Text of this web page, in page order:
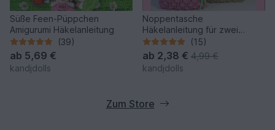
Süße Feen-Püppchen
Amigurumi Häkelanleitung
(39)
ab 5,69 €
kandjdolls
Noppentasche
Häkelanleitung für zwei
Größen
(15)
ab 2,38 € 4,99 €
kandjdolls
Zum Store